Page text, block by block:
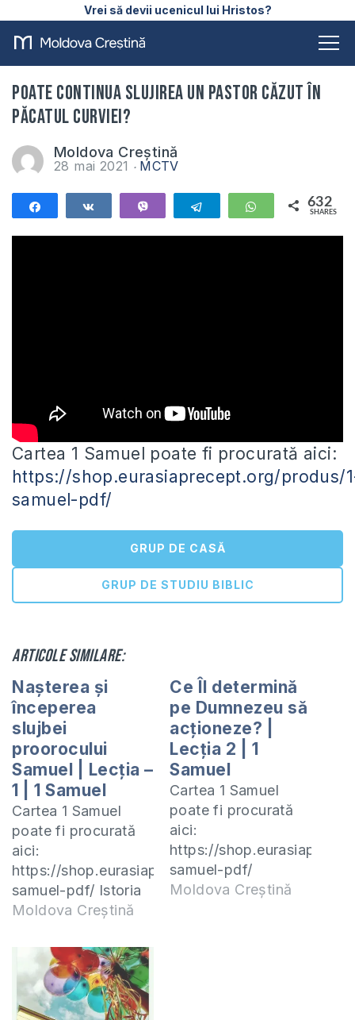
Vrei să devii ucenicul lui Hristos?
Poate continua slujirea un pastor căzut în
păcatul curviei?
Moldova Creștină
28 mai 2021 MCTV
Telegram WhatsApp
632
SHARES
Cartea 1 Samuel poate fi procurată aici:
https://shop.eurasiaprecept.org/produs/
samuel-pdf/
GRUP DE CASĂ
GRUP DE STUDIU BIBLIC
Articole similare:
Nașterea și
începerea
slujbei
proorocului
Samuel | Lecția –
1 | 1 Samuel
Cartea 1 Samuel
poate fi procurată
aici:
https://shop.eurasiaprecept.org/produs/1-
samuel-pdf/ Istoria
Mișcărilor
Basarabia în
perioada țaristă
(1812-1918)
https://shop.eurasiaprecept.org/produs/istoria-
Moldova Creștină
Ce Îl determină
pe Dumnezeu să
acționeze? |
Lecția 2 | 1
Samuel
Cartea 1 Samuel
poate fi procurată
aici:
https://
samuel-pdf/
Moldova Creștină